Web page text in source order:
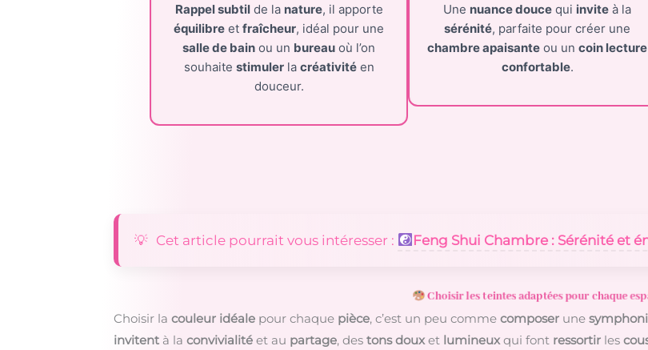
Rappel subtilde la nature, il apporte
équilibre etfraîcheur, idéal pour une
salle de bain ou un bureau où l’on
souhaite stimulerla créativitéen
douceur.
Une nuance douce qui invite à la
sérénité, parfaite pour créer une
chambre apaisante ou uncoin lecture
confortable.
Cet article pourrait vous intéresser : ​Feng Shui Chambre : Sérénité et
Choisir les teintes adaptées pour chaque
Choisir la couleur idéale pour chaque pièce, c’est un peu comme composer une
invitent à la convivialité et au partage, des tons douxet lumineuxqui font ressortir les